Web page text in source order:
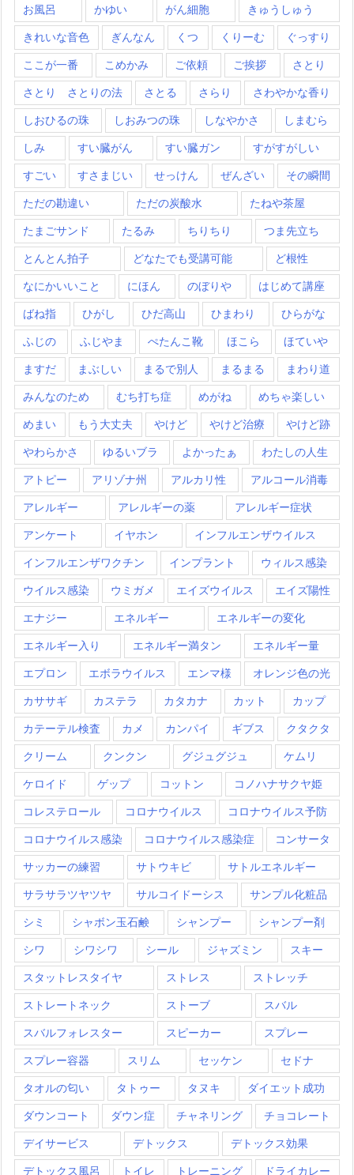
お風呂 かゆい がん細胞 きゅうしゅう
きれいな音色 ぎんなん くつ くりーむ ぐっすり
ここが一番 こめかみ ご依頼 ご挨拶 さとり
さとり さとりの法 さとる さらり さわやかな香り
しおひるの珠 しおみつの珠 しなやかさ しまむら
しみ すい臓がん すい臓ガン すがすがしい
すごい すさまじい せっけん ぜんざい その瞬間
ただの勘違い ただの炭酸水 たねや茶屋
たまごサンド たるみ ちりちり つま先立ち
とんとん拍子 どなたでも受講可能 ど根性
なにかいいこと にほん のぼりや はじめて講座
ばね指 ひがし ひだ高山 ひまわり ひらがな
ふじの ふじやま ぺたんこ靴 ほこら ほていや
ますだ まぶしい まるで別人 まるまる まわり道
みんなのため むち打ち症 めがね めちゃ楽しい
めまい もう大丈夫 やけど やけど治療 やけど跡
やわらかさ ゆるいブラ よかったぁ わたしの人生
アトピー アリゾナ州 アルカリ性 アルコール消毒
アレルギー アレルギーの薬 アレルギー症状
アンケート イヤホン インフルエンザウイルス
インフルエンザワクチン インプラント ウィルス感染
ウイルス感染 ウミガメ エイズウイルス エイズ陽性
エナジー エネルギー エネルギーの変化
エネルギー入り エネルギー満タン エネルギー量
エプロン エボラウイルス エンマ様 オレンジ色の光
カササギ カステラ カタカナ カット カップ
カテーテル検査 カメ カンパイ ギブス クタクタ
クリーム クンクン グジュグジュ ケムリ
ケロイド ゲップ コットン コノハナサクヤ姫
コレステロール コロナウイルス コロナウイルス予防
コロナウイルス感染 コロナウイルス感染症 コンサータ
サッカーの練習 サトウキビ サトルエネルギー
サラサラツヤツヤ サルコイドーシス サンプル化粧品
シミ シャボン玉石鹸 シャンプー シャンプー剤
シワ シワシワ シール ジャズミン スキー
スタットレスタイヤ ストレス ストレッチ
ストレートネック ストーブ スバル
スバルフォレスター スピーカー スプレー
スプレー容器 スリム セッケン セドナ
タオルの匂い タトゥー タヌキ ダイエット成功
ダウンコート ダウン症 チャネリング チョコレート
デイサービス デトックス デトックス効果
デトックス風呂 トイレ トレーニング ドライカレー